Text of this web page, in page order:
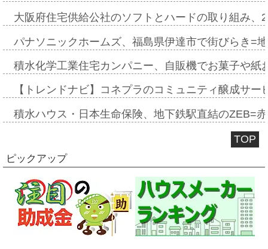
大阪府住宅供給公社のソフトとハードの取り組み
パナソニックホームズ、福島県伊達市で街びらき=
積水化学工業住宅カンパニー、自販機でお菓子や
【トレンドナビ】コネプラのコミュニティ醸成サ
積水ハウス・日本生命保険、地下鉄駅直結のZEB=
TOP
ピックアップ